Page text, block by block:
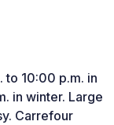
to 10:00 p.m. in
in winter. Large
Carrefour